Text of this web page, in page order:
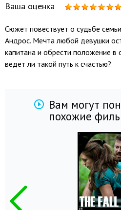
Ваша оценка
Сюжет повествует о судьбе
Андрос. Мечта любой девушки
капитана и обрести положение в
ведет ли такой путь к счастью?
Вам могут
похожие